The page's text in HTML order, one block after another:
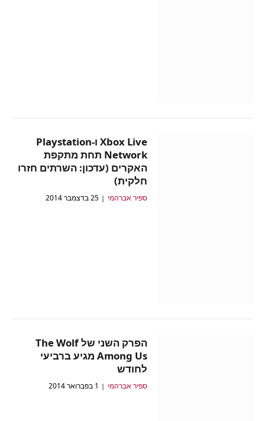
Xbox Live ו-Playstation
Network תחת מתקפת
האקרים (עדכון: השרתים חזרו
חלקית)
ספיר אברהמי 25 בדצמבר 2014
הפרק השני של The Wolf
Among Us מגיע ברביעי
לחודש
ספיר אברהמי 1 בפברואר 2014